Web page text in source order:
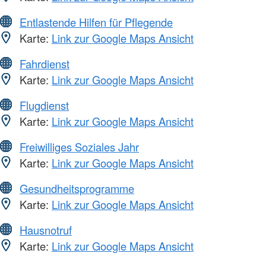
Entlastende Hilfen für Pflegende
Karte: Link zur Google Maps Ansicht
Fahrdienst
Karte: Link zur Google Maps Ansicht
Flugdienst
Karte: Link zur Google Maps Ansicht
Freiwilliges Soziales Jahr
Karte: Link zur Google Maps Ansicht
Gesundheitsprogramme
Karte: Link zur Google Maps Ansicht
Hausnotruf
Karte: Link zur Google Maps Ansicht